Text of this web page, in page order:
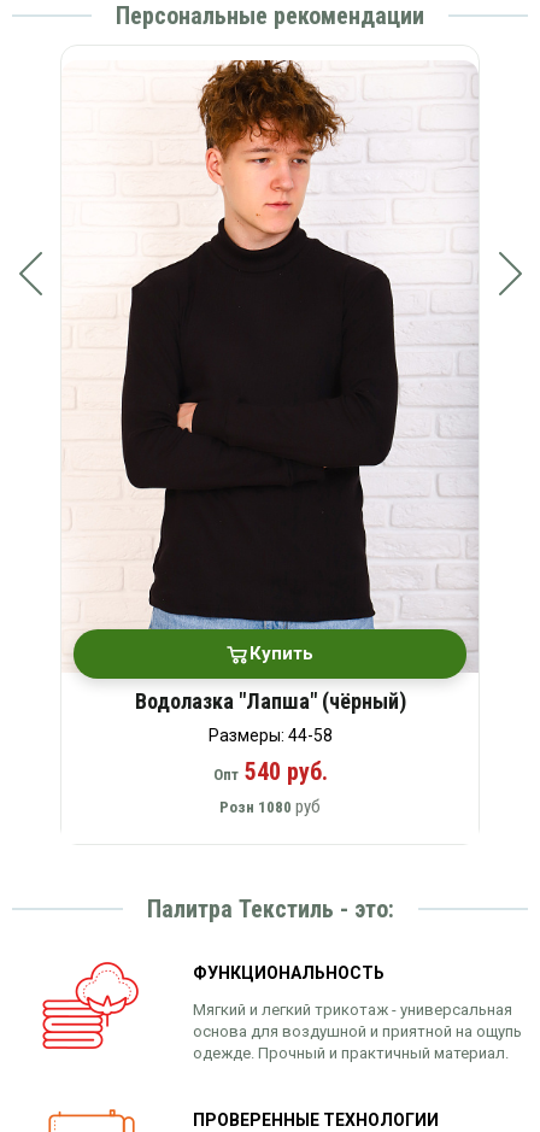
Персональные рекомендации
Купить
Водолазка "Лапша" (чёрный)
Размеры: 44-58
Опт540 руб.
Розн 1080 руб
Палитра Текстиль - это:
ФУНКЦИОНАЛЬНОСТЬ
Мягкий и легкий трикотаж - универсальная
основа для воздушной и приятной на ощупь
одежде. Прочный и практичный материал.
ПРОВЕРЕННЫЕ ТЕХНОЛОГИИ